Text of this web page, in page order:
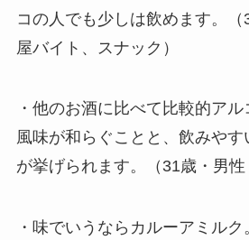
コの人でも少しは飲めます。
屋バイト、スナック）
・他のお酒に比べて比較的ア
風味が和らぐことと、飲みやす
が挙げられます。（31歳・男性
・味でいうならカルーアミル